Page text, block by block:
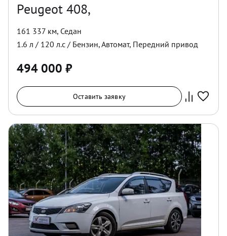
Peugeot 408,
161 337 км, Седан
1.6 л / 120 л.с / Бензин,Автомат, Передний привод
494 000 ₽
Оставить заявку